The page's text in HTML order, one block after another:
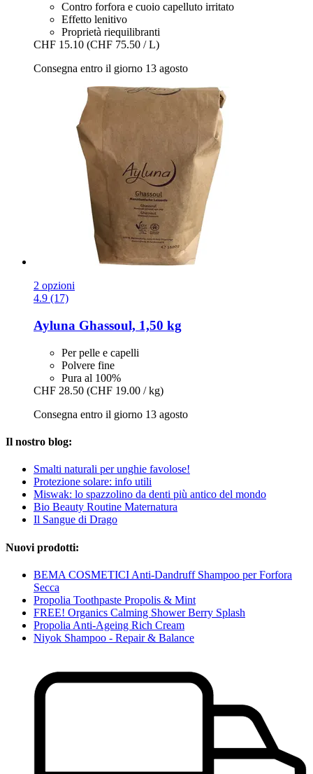
Contro forfora e cuoio capelluto irritato
Effetto lenitivo
Proprietà riequilibranti
CHF 15.10 (CHF 75.50 / L)
Consegna entro il giorno 13 agosto
2 opzioni
4.9 (17)
Ayluna Ghassoul, 1,50 kg
Per pelle e capelli
Polvere fine
Pura al 100%
CHF 28.50 (CHF 19.00 / kg)
Consegna entro il giorno 13 agosto
Il nostro blog:
Smalti naturali per unghie favolose!
Protezione solare: info utili
Miswak: lo spazzolino da denti più antico del mondo
Bio Beauty Routine Maternatura
Il Sangue di Drago
Nuovi prodotti:
BEMA COSMETICI Anti-Dandruff Shampoo per Forfora
Secca
Propolia Toothpaste Propolis & Mint
FREE! Organics Calming Shower Berry Splash
Propolia Anti-Ageing Rich Cream
Niyok Shampoo - Repair & Balance